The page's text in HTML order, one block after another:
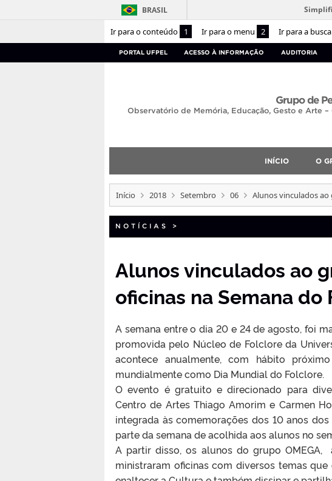
Ir para o conteúdo 1 Ir para o menu 2 Ir para a busca
BRASIL
PORTAL UFPEL ACESSO À INFORMAÇÃO AUDITORIA
Grupo de
Observatório de Memória, Educação, Gesto e Arte –
INÍCIO O
Início 2018 Setembro 06 Alunos vinculados ao
NOTÍCIAS >
Alunos vinculados ao
oficinas na Semana do
A semana entre o dia 20 e 24 de agosto, foi
promovida pelo Núcleo de Folclore da
acontece anualmente, com hábito
mundialmente como Dia Mundial do Folclore.
O evento é gratuito e direcionado para
Centro de Artes Thiago Amorim e Carmen
integrada às comemorações dos 10 anos
parte da semana de acolhida aos alunos no
A partir disso, os alunos do grupo
ministraram oficinas com diversos temas